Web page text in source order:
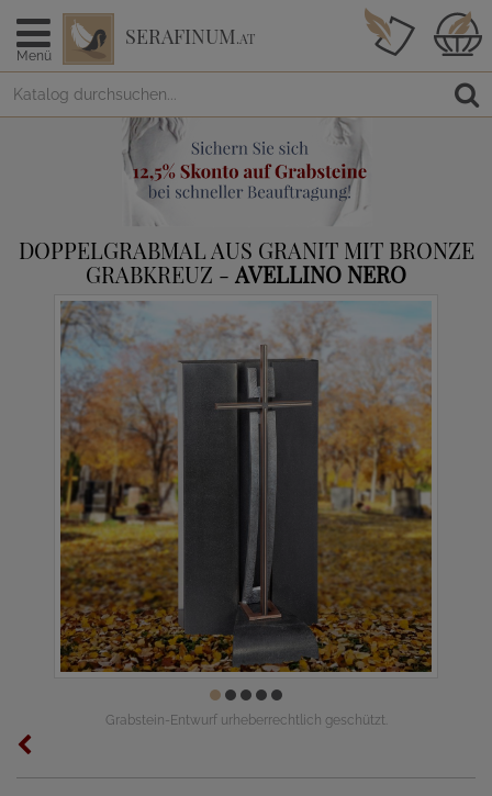
Menü
SERAFINUM.AT
DOPPELGRABMAL AUS GRANIT MIT BRONZE
GRABKREUZ - AVELLINO NERO
Grabstein-Entwurf urheberrechtlich geschützt.